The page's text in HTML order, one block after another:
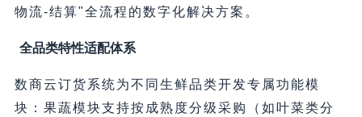
物流-结算"全流程的数字化解决方案。
全品类特性适配体系
数商云订货系统为不同生鲜品类开发专属功能模
块：果蔬模块支持按成熟度分级采购（如叶菜类分